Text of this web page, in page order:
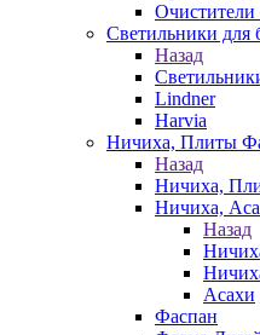
Очистители
Светильники для
Назад
Lindner
Harvia
Ничиха, Плиты
Назад
Ничиха,
Ничиха,
Назад
Асахи
Фаспан